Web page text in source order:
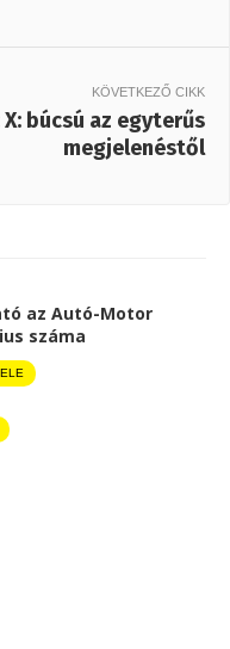
KÖVETKEZŐ CIKK
X: búcsú az egyterűs
megjelenéstől
az Autó-Motor
száma